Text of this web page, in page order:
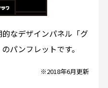
なデザインパネル「グ
パンフレットです。
※2018年6月更新